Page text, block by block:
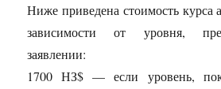
Ниже приведена стоимость курса
зависимости от уровня,
заявлении:
1700 НЗ$ — если уровень,